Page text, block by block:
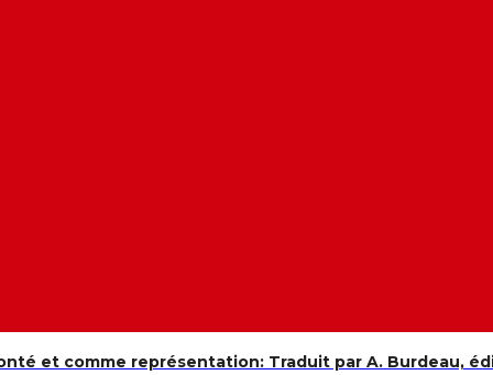
et comme représentation: Traduit par A. Burdeau,